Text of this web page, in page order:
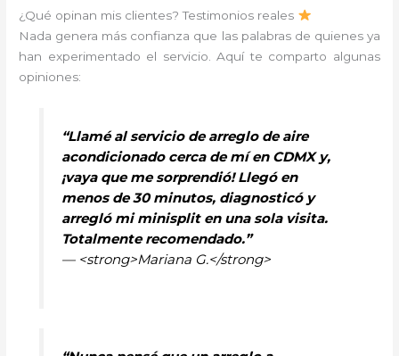
¿Qué opinan mis clientes? Testimonios reales
Nada genera más confianza que las palabras de quienes ya
han experimentado el servicio. Aquí te comparto algunas
opiniones:
“Llamé al servicio de arreglo de aire
acondicionado cerca de mí en CDMX y,
¡vaya que me sorprendió! Llegó en
menos de 30 minutos, diagnosticó y
arregló mi minisplit en una sola visita.
Totalmente recomendado.”
— <strong>Mariana G.</strong>